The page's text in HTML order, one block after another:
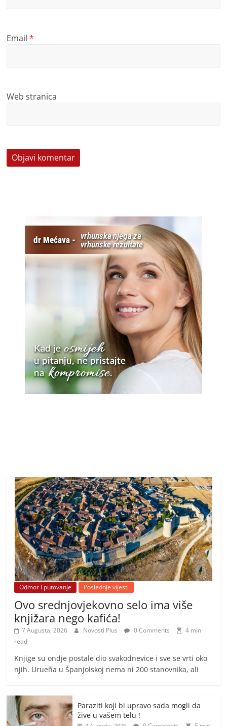
Email*
Web stranica
Odmor i putovanje Poslednje vijesti
Ovo srednjovjekovno selo ima više
knjižara nego kafića!
7 Augusta, 2026 Novosti Plus 0 Comments
4 min
read
Knjige su ondje postale dio svakodnevice i sve se vrti oko
njih. Urueña u Španjolskoj nema ni 200 stanovnika, ali
Paraziti koji bi upravo sada mogli da
žive u vašem telu !